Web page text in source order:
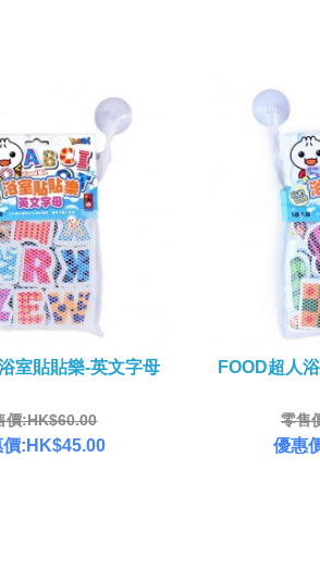
室貼貼樂-英文字母
價:HK$60.00
價:HK$45.00
FOOD超人
零售
優惠